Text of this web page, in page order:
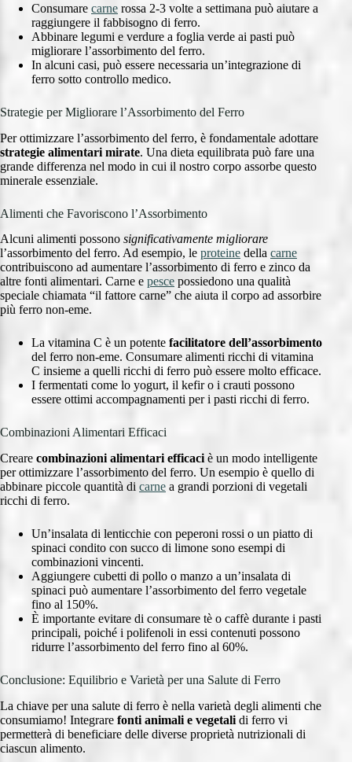
Consumare carne rossa 2-3 volte a settimana può aiutare a
raggiungere il fabbisogno di ferro.
Abbinare legumi e verdure a foglia verde ai pasti può
migliorare l’assorbimento del ferro.
In alcuni casi, può essere necessaria un’integrazione di
ferro sotto controllo medico.
Strategie per Migliorare l’Assorbimento del Ferro
Per ottimizzare l’assorbimento del ferro, è fondamentale adottare
strategie alimentari mirate. Una dieta equilibrata può fare una
grande differenza nel modo in cui il nostro corpo assorbe questo
minerale essenziale.
Alimenti che Favoriscono l’Assorbimento
Alcuni alimenti possono significativamente migliorare
l’assorbimento del ferro. Ad esempio, le proteine della carne
contribuiscono ad aumentare l’assorbimento di ferro e zinco da
altre fonti alimentari. Carne e pesce possiedono una qualità
speciale chiamata “il fattore carne” che aiuta il corpo ad assorbire
più ferro non-eme.
La vitamina C è un potente facilitatore dell’assorbimento
del ferro non-eme. Consumare alimenti ricchi di vitamina
C insieme a quelli ricchi di ferro può essere molto efficace.
I fermentati come lo yogurt, il kefir o i crauti possono
essere ottimi accompagnamenti per i pasti ricchi di ferro.
Combinazioni Alimentari Efficaci
Creare combinazioni alimentari efficaci è un modo intelligente
per ottimizzare l’assorbimento del ferro. Un esempio è quello di
abbinare piccole quantità di carne a grandi porzioni di vegetali
ricchi di ferro.
Un’insalata di lenticchie con peperoni rossi o un piatto di
spinaci condito con succo di limone sono esempi di
combinazioni vincenti.
Aggiungere cubetti di pollo o manzo a un’insalata di
spinaci può aumentare l’assorbimento del ferro vegetale
fino al 150%.
È importante evitare di consumare tè o caffè durante i pasti
principali, poiché i polifenoli in essi contenuti possono
ridurre l’assorbimento del ferro fino al 60%.
Conclusione: Equilibrio e Varietà per una Salute di Ferro
La chiave per una salute di ferro è nella varietà degli alimenti che
consumiamo! Integrare fonti animali e vegetali di ferro vi
permetterà di beneficiare delle diverse proprietà nutrizionali di
ciascun alimento.